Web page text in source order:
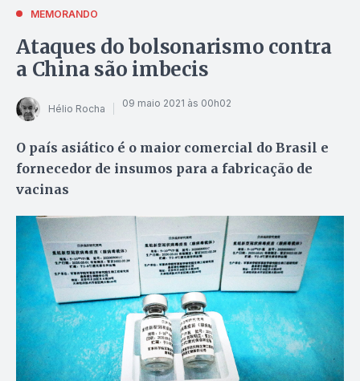
MEMORANDO
Ataques do bolsonarismo contra
a China são imbecis
Hélio Rocha 09 maio 2021 às 00h02
O país asiático é o maior comercial do Brasil e
fornecedor de insumos para a fabricação de
vacinas